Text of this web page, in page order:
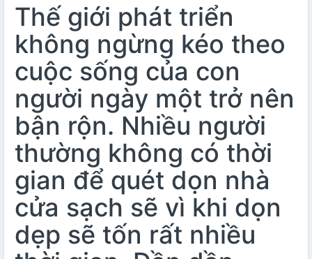
Thế giới phát triển
không ngừng kéo theo
cuộc sống của con
người ngày một trở nên
bận rộn. Nhiều người
thường không có thời
gian để quét dọn nhà
cửa sạch sẽ vì khi dọn
dẹp sẽ tốn rất nhiều